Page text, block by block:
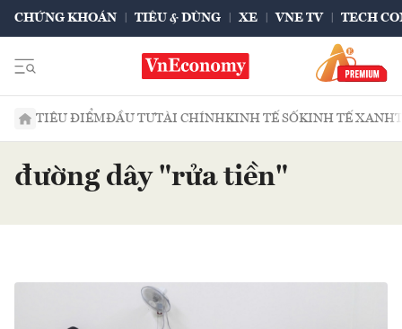
CHỨNG KHOÁN TIÊU & DÙNG XE VNE TV TECH
TIÊU ĐIỂMĐẦU TƯTÀI CHÍNHKINH TẾ SỐKINH TẾ XANH
đường dây "rửa tiền"